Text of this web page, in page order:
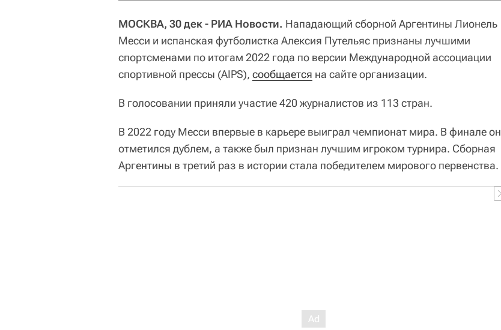
МОСКВА, 30 дек - РИА Новости. Нападающий сборной Аргентины Лионель
Месси и испанская футболистка Алексия Путельяс признаны лучшими
спортсменами по итогам 2022 года по версии Международной ассоциации
спортивной прессы (AIPS), сообщается на сайте организации.
В голосовании приняли участие 420 журналистов из 113 стран.
В 2022 году Месси впервые в карьере выиграл чемпионат мира. В финале он
отметился дублем, а также был признан лучшим игроком турнира. Сборная
Аргентины в третий раз в истории стала победителем мирового первенства.